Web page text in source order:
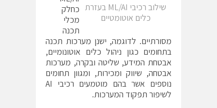
שילוב רכיבי ML/AI בעזרת
כלים אוטומטיים
כחלק
מכלי
תכנה
מסורתיים. לדוגמה, ישנן מערכות תכנה
בתחומים כגון ניהול כלים אוטונומיים,
אבטחת המידע, שליטה ובקרה, מערכות
אבטחה, שיווק ומכירות, ומגוון תחומים
נוספים אשר בהם מוטמעים רכיבי AI
לשיפור תפקוד המערכות.